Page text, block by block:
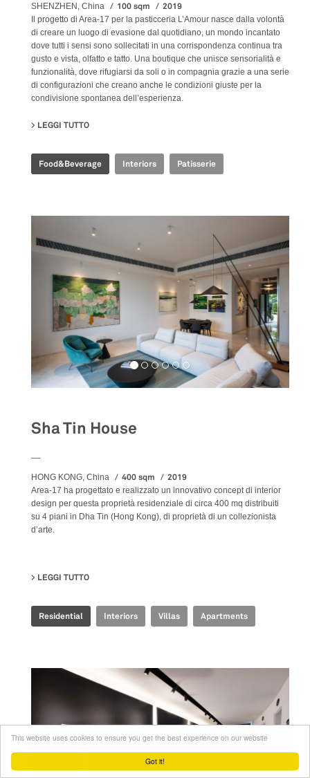
Got it!
This website uses cookies to ensure you get the best experience on our website
SHENZHEN, China 100 sqm 2019
Il progetto di Area-17 per la pasticceria L’Amour nasce dalla volontà
di creare un luogo di evasione dal quotidiano, un mondo incantato
dove tutti i sensi sono sollecitati in una corrispondenza continua tra
gusto e vista, olfatto e tatto. Una boutique che unisce sensorialità e
funzionalità, dove rifugiarsi da soli o in compagnia grazie a una serie
di configurazioni che creano anche le condizioni giuste per la
condivisione spontanea dell’esperienza.
LEGGI TUTTO
Food&Beverage Interiors Patisserie
Sha Tin House
HONG KONG, China 400 sqm 2019
Area-17 ha progettato e realizzato un innovativo concept di interior
design per questa proprietà residenziale di circa 400 mq distribuiti
su 4 piani in Dha Tin (Hong Kong), di proprietà di un collezionista
d’arte.
LEGGI TUTTO
Residential Interiors Villas Apartments